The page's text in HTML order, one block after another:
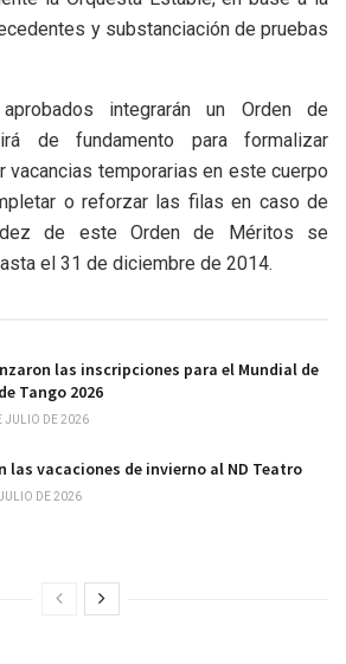
y substanciación de pruebas
integrarán un Orden de
de fundamento para formalizar
vacancias temporarias en este cuerpo
o reforzar las filas en caso de
de este Orden de Méritos se
el 31 de diciembre de 2014.
las inscripciones para el Mundial de
Tango 2026
JULIO DE 2026
las vacaciones de invierno al ND Teatro
DE 2026